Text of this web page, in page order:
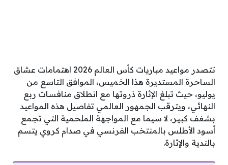
تتصدر مواعيد مباريات كأس العالم 2026 اهتمامات عشاق
الساحرة المستديرة هذا الخميس، الموافق التاسع من
يوليو، حيث تبلغ الإثارة ذروتها مع انطلاق منافسات ربع
النهائي، ويترقب الجمهور العالمي تفاصيل هذه المواعيد
بشغف كبير، لا سيما مع المواجهة الملحمية التي تجمع
أسود الأطلس بالمنتخب الفرنسي في صدام كروي يتسم
بالندية والإثارة.